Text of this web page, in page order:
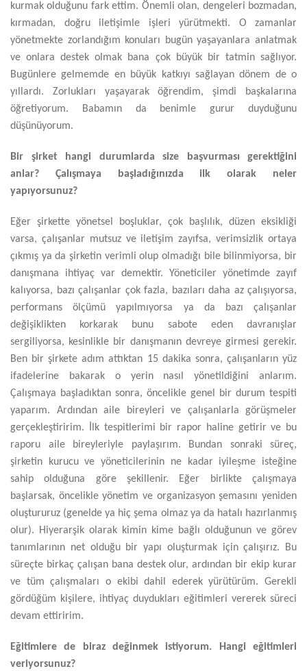
kurmak olduğunu fark ettim. Önemli olan, dengeleri bozmadan,
kırmadan, doğru iletişimle işleri yürütmekti. O zamanlar
yönetmekte zorlandığım konuları bugün yaşayanlara anlatmak
ve onlara destek olmak bana çok büyük bir tatmin sağlıyor.
Bugünlere gelmemde en büyük katkıyı sağlayan dönem de o
yıllardı. Zorlukları yaşayarak öğrendim, şimdi başkalarına
öğretiyorum. Babamın da benimle gurur duyduğunu
düşünüyorum.
Bir şirket hangi durumlarda size başvurması gerektiğini
anlar? Çalışmaya başladığınızda ilk olarak neler
yapıyorsunuz?
Eğer şirkette yönetsel boşluklar, çok başlılık, düzen eksikliği
varsa, çalışanlar mutsuz ve iletişim zayıfsa, verimsizlik ortaya
çıkmış ya da şirketin verimli olup olmadığı bile bilinmiyorsa, bir
danışmana ihtiyaç var demektir. Yöneticiler yönetimde zayıf
kalıyorsa, bazı çalışanlar çok fazla, bazıları daha az çalışıyorsa,
performans ölçümü yapılmıyorsa ya da bazı çalışanlar
değişiklikten korkarak bunu sabote eden davranışlar
sergiliyorsa, kesinlikle bir danışmanın devreye girmesi gerekir.
Ben bir şirkete adım attıktan 15 dakika sonra, çalışanların yüz
ifadelerine bakarak o yerin nasıl yönetildiğini anlarım.
Çalışmaya başladıktan sonra, öncelikle genel bir durum tespiti
yaparım. Ardından aile bireyleri ve çalışanlarla görüşmeler
gerçekleştiririm. İlk tespitlerimi bir rapor haline getirir ve bu
raporu aile bireyleriyle paylaşırım. Bundan sonraki süreç,
şirketin kurucu ve yöneticilerinin ne kadar iyileşme isteğine
sahip olduğuna göre şekillenir. Eğer birlikte çalışmaya
başlarsak, öncelikle yönetim ve organizasyon şemasını yeniden
oluştururuz (genelde ya hiç şema olmaz ya da hatalı hazırlanmış
olur). Hiyerarşik olarak kimin kime bağlı olduğunun ve görev
tanımlarının net olduğu bir yapı oluşturmak için çalışırız. Bu
süreçte birkaç çalışan bana destek olur, ardından bir ekip kurar
ve tüm çalışmaları o ekibi dahil ederek yürütürüm. Gerekli
gördüğüm kişilere, ihtiyaç duydukları eğitimleri vererek süreci
devam ettiririm.
Eğitimlere de biraz değinmek istiyorum. Hangi eğitimleri
veriyorsunuz?